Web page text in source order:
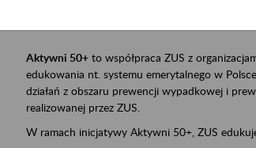
Aktywni 50+to współpraca ZUS z
edukowania nt. systemu emerytalnego w
działań z obszaru prewencji wypadkowej i
realizowanej przez ZUS.
W ramach inicjatywy Aktywni 50+, ZUS